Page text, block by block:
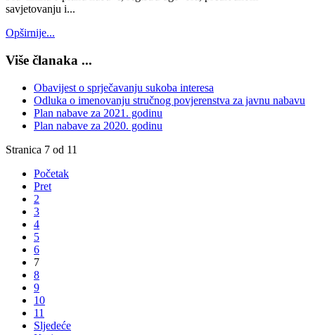
savjetovanju i...
Opširnije...
Više članaka ...
Obavijest o sprječavanju sukoba interesa
Odluka o imenovanju stručnog povjerenstva za javnu nabavu
Plan nabave za 2021. godinu
Plan nabave za 2020. godinu
Stranica 7 od 11
Početak
Pret
2
3
4
5
6
7
8
9
10
11
Sljedeće